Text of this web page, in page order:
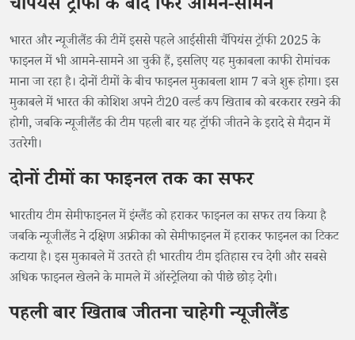
चैंपियंस ट्रॉफी के बाद फिर आमने-सामने
भारत और न्यूजीलैंड की टीमें इससे पहले आईसीसी चैंपियंस ट्रॉफी 2025 के
फाइनल में भी आमने-सामने आ चुकी हैं, इसलिए यह मुकाबला काफी रोमांचक
माना जा रहा है। दोनों टीमों के बीच फाइनल मुकाबला शाम 7 बजे शुरू होगा। इस
मुकाबले में भारत की कोशिश अपने टी20 वर्ल्ड कप खिताब को बरकरार रखने की
होगी, जबकि न्यूजीलैंड की टीम पहली बार यह ट्रॉफी जीतने के इरादे से मैदान में
उतरेगी।
दोनों टीमों का फाइनल तक का सफर
भारतीय टीम सेमीफाइनल में इंग्लैंड को हराकर फाइनल का सफर तय किया है
जबकि न्यूजीलैंड ने दक्षिण अफ्रीका को सेमीफाइनल में हराकर फाइनल का टिकट
कटाया है। इस मुकाबले में उतरते ही भारतीय टीम इतिहास रच देगी और सबसे
अधिक फाइनल खेलने के मामले में ऑस्ट्रेलिया को पीछे छोड़ देगी।
पहली बार खिताब जीतना चाहेगी न्यूजीलैंड